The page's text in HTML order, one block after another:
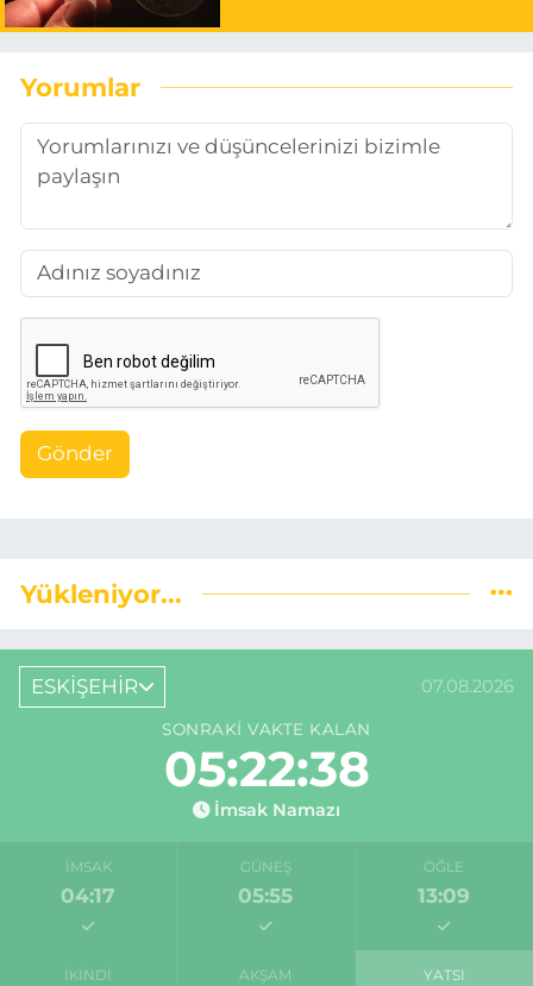
Yorumlar
Gönder
Yükleniyor...
ESKİŞEHİR 07.08.2026
SONRAKI VAKTE KALAN
05:22:37
İmsak Namazı
İMSAK
04:17
GÜNEŞ
05:55
ÖĞLE
13:09
İKINDI AKŞAM YATSI